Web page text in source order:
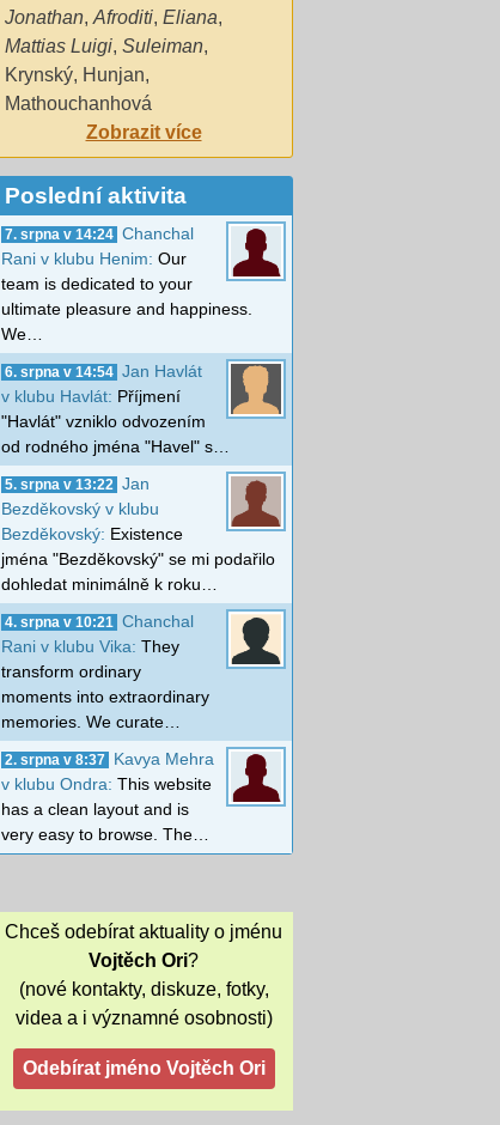
Jonathan, Afroditi, Eliana,
Mattias Luigi, Suleiman,
Krynský, Hunjan,
Mathouchanhová
Zobrazit více
Poslední aktivita
7. srpna v 14:24 Chanchal
Rani v klubu Henim: Our
team is dedicated to your
ultimate pleasure and happiness.
We…
6. srpna v 14:54 Jan Havlát
v klubu Havlát: Příjmení
"Havlát" vzniklo odvozením
od rodného jména "Havel" s…
5. srpna v 13:22
Jan
Bezděkovský v klubu
Bezděkovský: Existence
jména "Bezděkovský" se mi podařilo
dohledat minimálně k roku…
4. srpna v 10:21
Chanchal
Rani v klubu Vika: They
transform ordinary
moments into extraordinary
memories. We curate…
2. srpna v 8:37
Kavya Mehra
v klubu Ondra: This website
has a clean layout and is
very easy to browse. The…
Chceš odebírat aktuality o jménu
Vojtěch Ori?
(nové kontakty, diskuze, fotky,
videa a i významné osobnosti)